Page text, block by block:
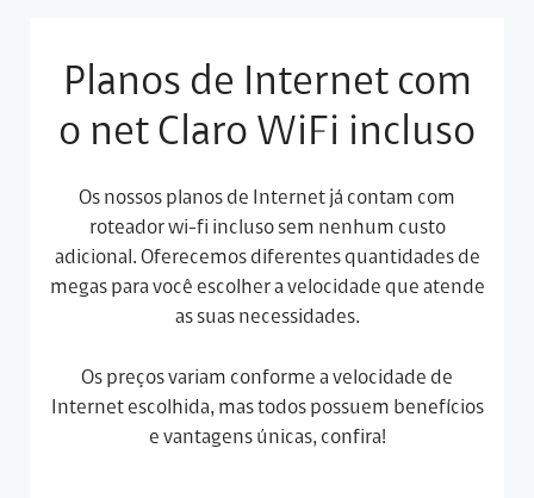
Planos de Internet com
o net Claro WiFi incluso
Os nossos planos de Internet já contam com
roteador wi-fi incluso sem nenhum custo
adicional. Oferecemos diferentes quantidades de
megas para você escolher a velocidade que atende
as suas necessidades.
Os preços variam conforme a velocidade de
Internet escolhida, mas todos possuem benefícios
e vantagens únicas, confira!